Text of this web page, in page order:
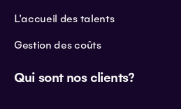
L'accueil des talents
Gestion des coûts
Qui sont nos clients?